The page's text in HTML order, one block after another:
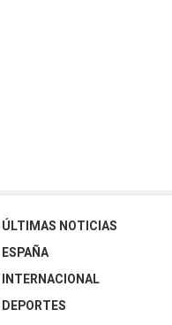
ÚLTIMAS NOTICIAS
ESPAÑA
INTERNACIONAL
DEPORTES